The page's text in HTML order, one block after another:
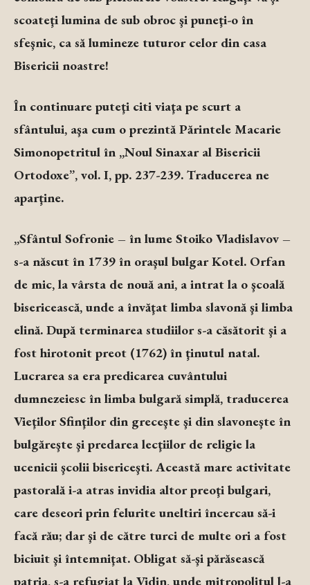
scoateţi lumina de sub obroc şi puneţi-o în
sfeşnic, ca să lumineze tuturor celor din casa
Bisericii noastre!
În continuare puteţi citi viaţa pe scurt a
sfântului, aşa cum o prezintă Părintele Macarie
Simonopetritul în „Noul Sinaxar al Bisericii
Ortodoxe”, vol. I, pp. 237-239. Traducerea ne
aparţine.
„Sfântul Sofronie – în lume Stoiko Vladislavov –
s-a născut în 1739 în oraşul bulgar Kotel. Orfan
de mic, la vârsta de nouă ani, a intrat la o şcoală
bisericească, unde a învăţat limba slavonă şi limba
elină. După terminarea studiilor s-a căsătorit şi a
fost hirotonit preot (1762) în ţinutul natal.
Lucrarea sa era predicarea cuvântului
dumnezeiesc în limba bulgară simplă, traducerea
Vieţilor Sfinţilor din greceşte şi din slavoneşte în
bulgăreşte şi predarea lecţiilor de religie la
ucenicii şcolii bisericeşti. Această mare activitate
pastorală i-a atras invidia altor preoţi bulgari,
care deseori prin felurite uneltiri încercau să-i
facă rău; dar şi de către turci de multe ori a fost
biciuit şi întemniţat. Obligat să-şi părăsească
patria, s-a refugiat la Vidin, unde mitropolitul l-a